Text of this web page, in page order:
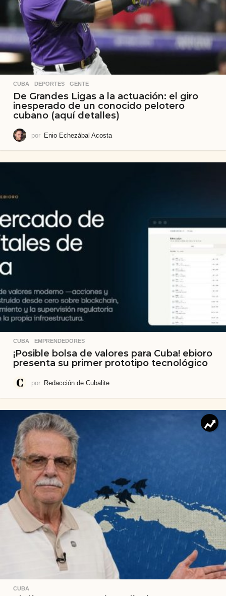
CUBA ,DEPORTES ,GENTE
De Grandes Ligas a la actuación: el giro
inesperado de un conocido pelotero
cubano (aquí detalles)
por Enio Echezábal Acosta
CUBA ,EMPRENDEDORES
¡Posible bolsa de valores para Cuba! ebioro
presenta su primer prototipo tecnológico
por Redacción de Cubalite
CUBA